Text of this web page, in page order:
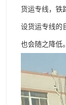
货运专线，铁
设货运专线的
也会随之降低。